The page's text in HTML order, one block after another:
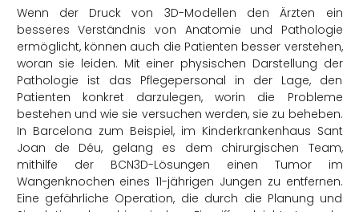
Wenn der Druck von 3D-Modellen den Ärzten ein
besseres Verständnis von Anatomie und Pathologie
ermöglicht, können auch die Patienten besser verstehen,
woran sie leiden. Mit einer physischen Darstellung der
Pathologie ist das Pflegepersonal in der Lage, den
Patienten konkret darzulegen, worin die Probleme
bestehen und wie sie versuchen werden, sie zu beheben.
In Barcelona zum Beispiel, im Kinderkrankenhaus Sant
Joan de Déu, gelang es dem chirurgischen Team,
mithilfe der BCN3D-Lösungen einen Tumor im
Wangenknochen eines 11-jährigen Jungen zu entfernen.
Eine gefährliche Operation, die durch die Planung und